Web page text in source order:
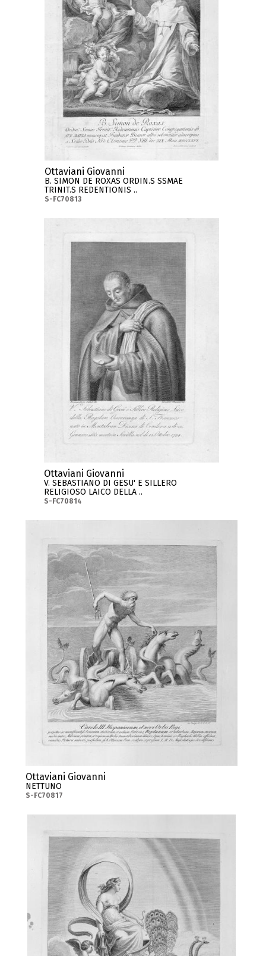
Ottaviani Giovanni
B. SIMON DE ROXAS ORDIN.S SSMAE
TRINIT.S REDENTIONIS ..
S-FC70813
Ottaviani Giovanni
V. SEBASTIANO DI GESU' E SILLERO
RELIGIOSO LAICO DELLA ..
S-FC70814
Ottaviani Giovanni
NETTUNO
S-FC70817